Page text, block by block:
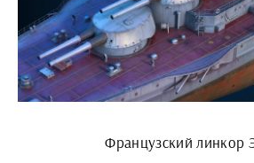
Французский линкор